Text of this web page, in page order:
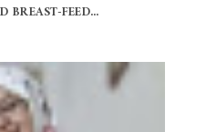
BREAST-FEED...